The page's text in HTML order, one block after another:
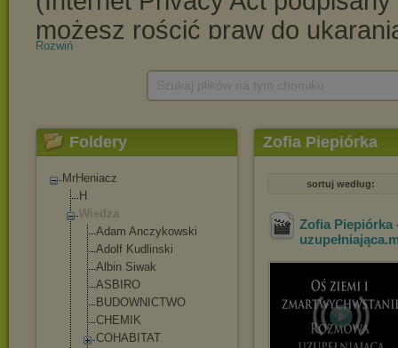
Rozwiń
Foldery
MrHeniacz
H
Wiedza
Adam Anczykowski
Adolf Kudlinski
Albin Siwak
ASBIRO
BUDOWNICTWO
CHEMIK
COHABITAT
Zofia Piepiórka
sortuj według:
Zofia Piepiórka
uzupełniająca